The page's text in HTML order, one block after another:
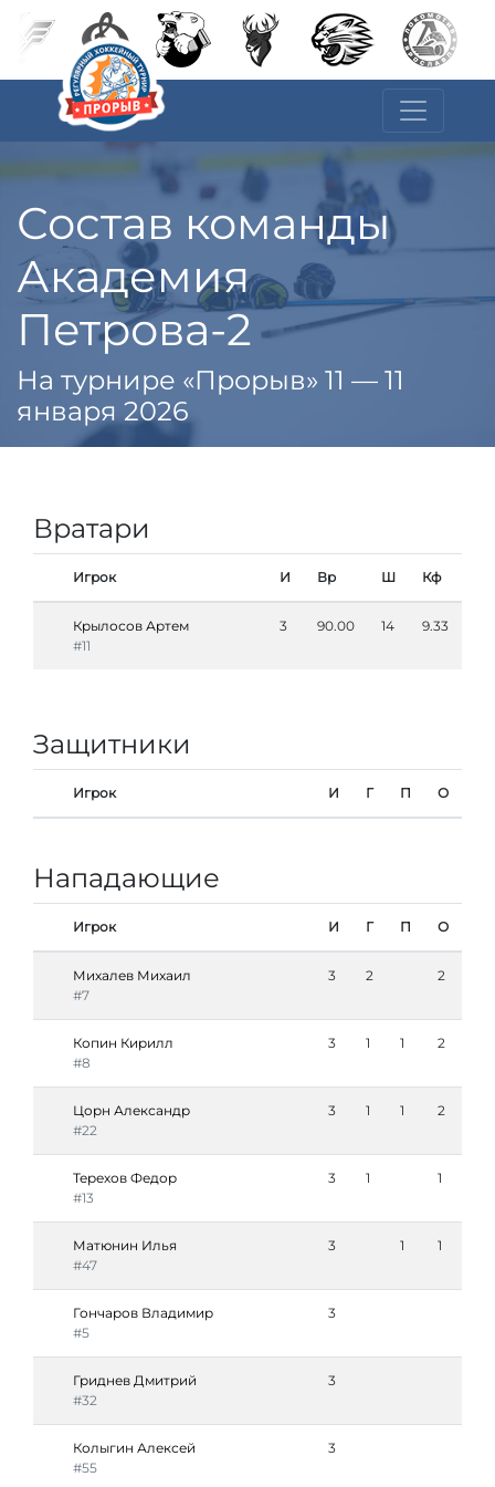
Состав команды
Академия
Петрова-2
На турнире «Прорыв» 11 — 11
января 2026
Вратари
Игрок И Вр Ш Кф
Крылосов Артем
#11
3 90.00 14 9.33
Защитники
Игрок И Г П О
Нападающие
Игрок И Г П О
Михалев Михаил
#7
3 2 2
Копин Кирилл
#8
3 1 1 2
Цорн Александр
#22
3 1 1 2
Терехов Федор
#13
3 1 1
Матюнин Илья
#47
3 1 1
Гончаров Владимир
#5
3
Гриднев Дмитрий
#32
3
Колыгин Алексей
#55
3